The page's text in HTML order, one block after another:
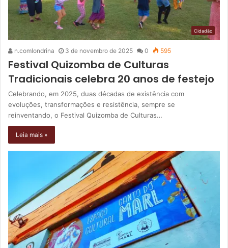
Cidadão
n.comlondrina 3 de novembro de 2025 0 595
Festival Quizomba de Culturas
Tradicionais celebra 20 anos de festejo
Celebrando, em 2025, duas décadas de existência com
evoluções, transformações e resistência, sempre se
reinventando, o Festival Quizomba de Culturas…
Leia mais »